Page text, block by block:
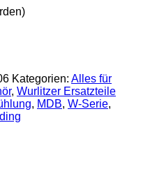
Kategorien: Alles für
, Wurlitzer Ersatzteile
, MDB, W-Serie,